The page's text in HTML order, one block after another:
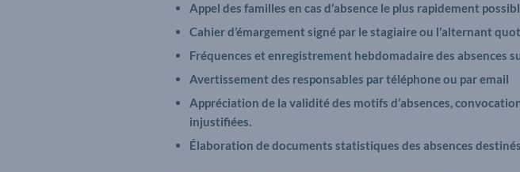
Appel des familles en cas d’absence le plus rapidement
Cahier d’émargement signé par le stagiaire ou l’alternant
Fréquences et enregistrement hebdomadaire des absences
Avertissement des responsables par téléphone ou par email
Appréciation de la validité des motifs d’absences,
injustifiées.
Élaboration de documents statistiques des absences